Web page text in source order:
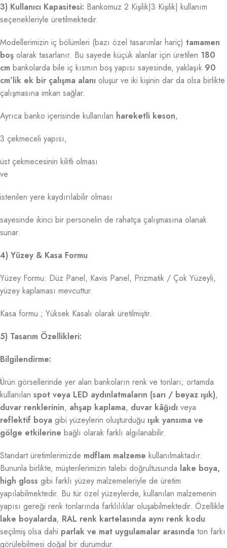
3) Kullanıcı Kapasitesi: Bankomuz 2 Kişilik|3 Kişilik| kullanım
seçenekleriyle üretilmektedir.
Modellerimizin iç bölümleri (bazı özel tasarımlar hariç) tamamen
boş olarak tasarlanır. Bu sayede küçük alanlar için üretilen 180
cm bankolarda bile iç kısmın boş yapısı sayesinde, yaklaşık 90
cm’lik ek bir çalışma alanı oluşur ve iki kişinin dar da olsa birlikte
çalışmasına imkan sağlar.
Ayrıca banko içerisinde kullanılan hareketli keson,
3 çekmeceli yapısı,
üst çekmecesinin kilitli olması
ve
istenilen yere kaydırılabilir olması
sayesinde ikinci bir personelin de rahatça çalışmasına olanak
sunar.
4) Yüzey & Kasa Formu
Yüzey Formu: Düz Panel, Kavis Panel, Prizmatik / Çok Yüzeyli,
yüzey kaplaması mevcuttur.
Kasa formu ; Yüksek Kasalı olarak üretilmiştir.
5) Tasarım Özellikleri:
Bilgilendirme:
Ürün görsellerinde yer alan bankoların renk ve tonları; ortamda
kullanılan spot veya LED aydınlatmaların (sarı / beyaz ışık),
duvar renklerinin, ahşap kaplama, duvar kâğıdı veya
reflektif boya gibi yüzeylerin oluşturduğu ışık yansıma ve
gölge etkilerine bağlı olarak farklı algılanabilir.
Standart üretimlerimizde mdflam malzeme kullanılmaktadır.
Bununla birlikte, müşterilerimizin talebi doğrultusunda lake boya,
high gloss gibi farklı yüzey malzemeleriyle de üretim
yapılabilmektedir. Bu tür özel yüzeylerde, kullanılan malzemenin
yapısı gereği renk tonlarında farklılıklar oluşabilmektedir. Özellikle
lake boyalarda, RAL renk kartelasında aynı renk kodu
seçilmiş olsa dahi parlak ve mat uygulamalar arasında ton farkı
görülebilmesi doğal bir durumdur.